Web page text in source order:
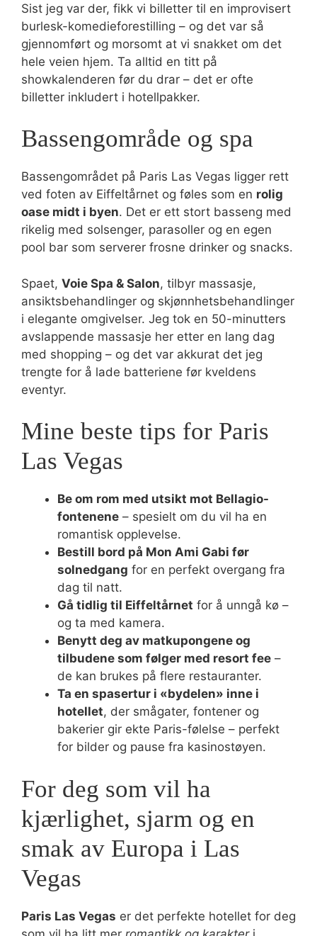
Sist jeg var der, fikk vi billetter til en improvisert
burlesk-komedieforestilling – og det var så
gjennomført og morsomt at vi snakket om det
hele veien hjem. Ta alltid en titt på
showkalenderen før du drar – det er ofte
billetter inkludert i hotellpakker.
Bassengområde og spa
Bassengområdet på Paris Las Vegas ligger rett
ved foten av Eiffeltårnet og føles som en rolig
oase midt i byen. Det er ett stort basseng med
rikelig med solsenger, parasoller og en egen
pool bar som serverer frosne drinker og snacks.
Spaet, Voie Spa & Salon, tilbyr massasje,
ansiktsbehandlinger og skjønnhetsbehandlinger
i elegante omgivelser. Jeg tok en 50-minutters
avslappende massasje her etter en lang dag
med shopping – og det var akkurat det jeg
trengte for å lade batteriene før kveldens
eventyr.
Mine beste tips for Paris
Las Vegas
Be om rom med utsikt mot Bellagio-
fontenene – spesielt om du vil ha en
romantisk opplevelse.
Bestill bord på Mon Ami Gabi før
solnedgang for en perfekt overgang fra
dag til natt.
Gå tidlig til Eiffeltårnet for å unngå kø –
og ta med kamera.
Benytt deg av matkupongene og
tilbudene som følger med resort fee –
de kan brukes på flere restauranter.
Ta en spasertur i «bydelen» inne i
hotellet, der smågater, fontener og
bakerier gir ekte Paris-følelse – perfekt
for bilder og pause fra kasinostøyen.
For deg som vil ha
kjærlighet, sjarm og en
smak av Europa i Las
Vegas
Paris Las Vegas er det perfekte hotellet for deg